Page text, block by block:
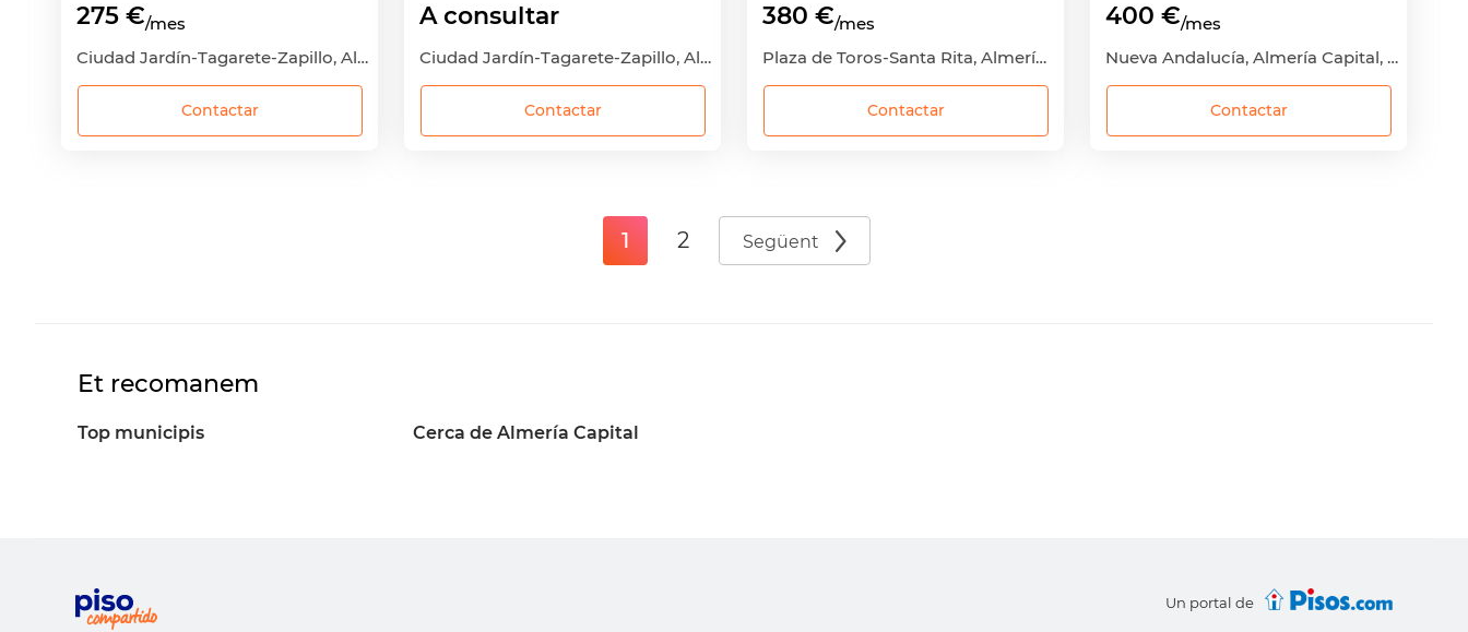
275 €/mes
Ciudad Jardín-Tagarete-Zapillo, Almería Capital, Almería
Contactar
A consultar
Ciudad Jardín-Tagarete-Zapillo, Almería Capital, Almería
Contactar
380 €/mes
Plaza de Toros-Santa Rita, Almería Capital, Almería
Contactar
400 €/mes
Nueva Andalucía, Almería Capital, Almería
Contactar
1 2 Següent
Et recomanem
Top municipis Cerca de Almería Capital
Un portal de